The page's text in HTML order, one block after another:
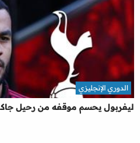
ليفربول يحسم موقفه من رحيل
الدوري الإنجليزي